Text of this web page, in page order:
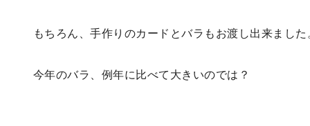
もちろん、手作りのカードとバラもお渡し出来ました
今年のバラ、例年に比べて大きいのでは？